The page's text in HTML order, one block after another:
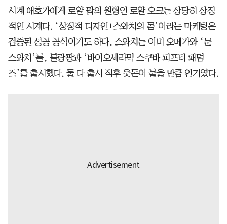
시계 애호가에게 로얄 팝의 원형인 로얄 오크는 상당히 상징
적인 시계다. ‘상징적 디자인+스와치의 몸’이라는 마케팅은
검증된 성공 공식이기도 하다. 스와치는 이미 오메가와 ‘문
스와치’를, 블랑팡과 ‘바이오세라믹 스쿠바 피프티 패덤
즈’를 출시했다. 둘 다 출시 직후 웃돈이 붙을 만큼 인기였다.